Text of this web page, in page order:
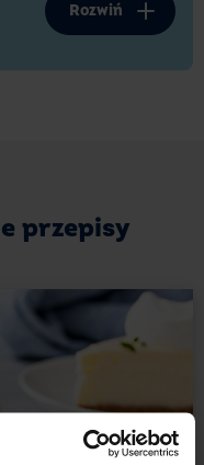
od tradycyjnego?
zadbać, by sernik
uwagę na
a wypiek będzie
gdy go
Rozwiń
przepisy